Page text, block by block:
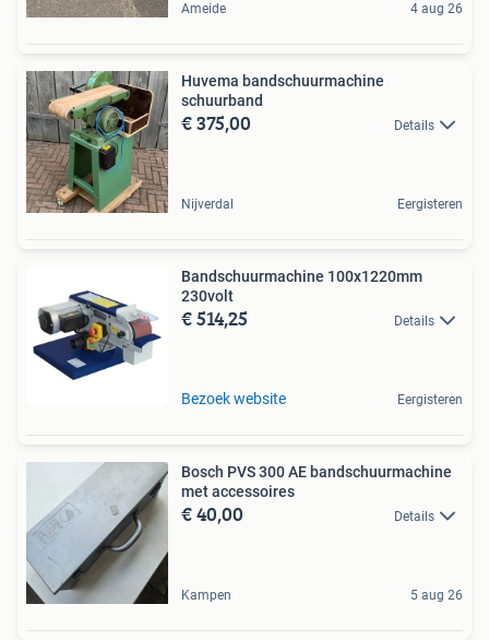
Ameide 4 aug 26
Huvema bandschuurmachine
schuurband
€ 375,00 Details
Nijverdal Eergisteren
Bandschuurmachine 100x1220mm
230volt
€ 514,25 Details
Bezoek website Eergisteren
Bosch PVS 300 AE bandschuurmachine
met accessoires
€ 40,00 Details
Kampen 5 aug 26